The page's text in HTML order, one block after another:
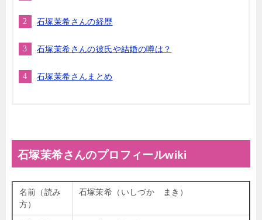
石塚茉希さんの経歴
石塚茉希さんの彼氏や結婚の噂は？
石塚茉希さんまとめ
石塚茉希さんのプロフィールwiki
名前（読み
方）
石塚茉希（いしづか まき）